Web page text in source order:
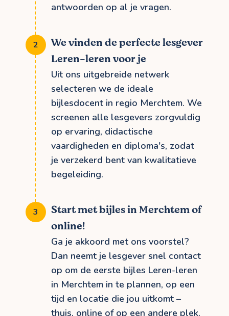
antwoorden op al je vragen.
We vinden de perfecte lesgever
Leren-leren voor je
Uit ons uitgebreide netwerk
selecteren we de ideale
bijlesdocent in regio Merchtem. We
screenen alle lesgevers zorgvuldig
op ervaring, didactische
vaardigheden en diploma's, zodat
je verzekerd bent van kwalitatieve
begeleiding.
Start met bijles in Merchtem of
online!
Ga je akkoord met ons voorstel?
Dan neemt je lesgever snel contact
op om de eerste bijles Leren-leren
in Merchtem in te plannen, op een
tijd en locatie die jou uitkomt –
thuis, online of op een andere plek.